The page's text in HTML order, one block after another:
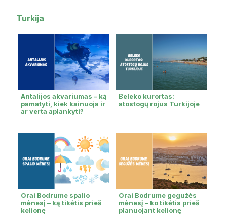
Turkija
Antalijos akvariumas – ką
pamatyti, kiek kainuoja ir
ar verta aplankyti?
Beleko kurortas:
atostogų rojus Turkijoje
Orai Bodrume spalio
mėnesį – ką tikėtis prieš
kelionę
Orai Bodrume gegužės
mėnesį – ko tikėtis prieš
planuojant kelionę